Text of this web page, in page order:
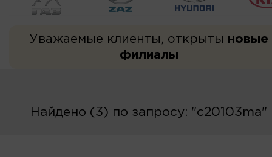
Уважаемые клиенты, открыты новые
филиалы
Найдено (3) по запросу: "c20103ma"